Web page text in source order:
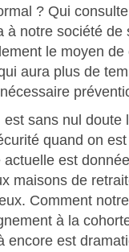
? Qui
à notre société de
le moyen de
aura plus de
sans nul doute
quand on
est
maisons de
Comment
à la
encore est